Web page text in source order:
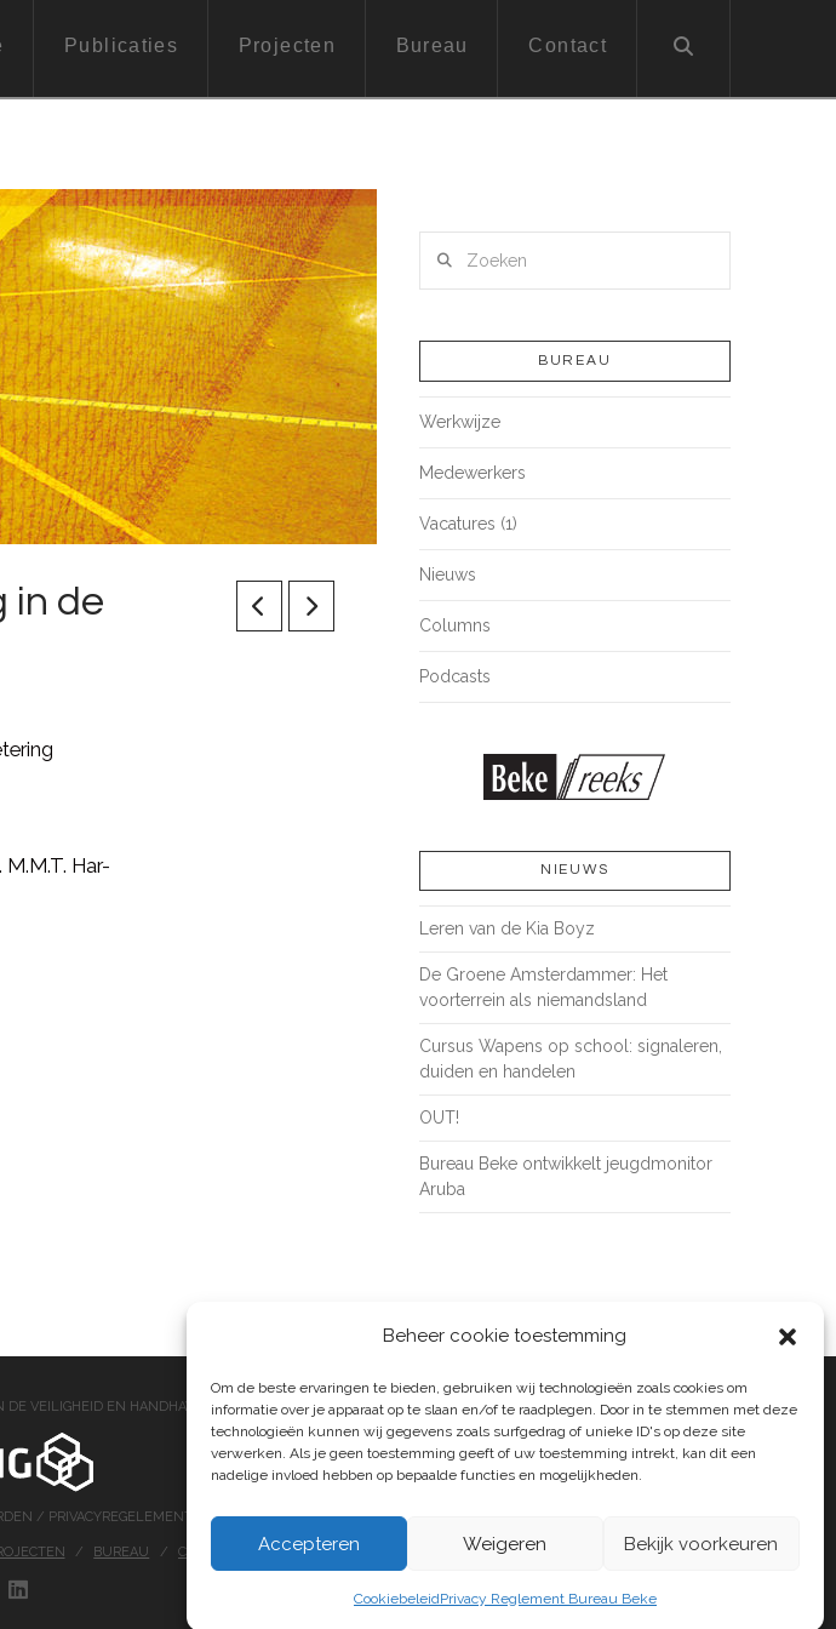
Beheer cookie toestemming
Om de beste ervaringen te bieden, gebruiken wij technologieën zoals cookies om
informatie over je apparaat op te slaan en/of te raadplegen. Door in te stemmen met deze
technologieën kunnen wij gegevens zoals surfgedrag of unieke ID's op deze site
verwerken. Als je geen toestemming geeft of uw toestemming intrekt, kan dit een
nadelige invloed hebben op bepaalde functies en mogelijkheden.
Accepteren Weigeren Bekijk voorkeuren
CookiebeleidPrivacy Reglement Bureau Beke
Publicaties Projecten Bureau Contact
in de
M.M.T. Har-
BUREAU
Werkwijze
Medewerkers
Vacatures (1)
Nieuws
Columns
Podcasts
NIEUWS
Leren van de Kia Boyz
De Groene Amsterdammer: Het
voorterrein als niemandsland
Cursus Wapens op school: signaleren,
duiden en handelen
OUT!
Bureau Beke ontwikkelt jeugdmonitor
Aruba
VEILIGHEID EN HANDHAVING GROEP
/ PRIVACYREGELEMENT
BUREAU CONTACT